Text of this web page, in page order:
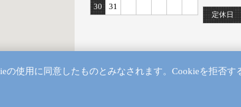
30
31
定休日
使用に同意したものとみなされます。Cookieを拒否す